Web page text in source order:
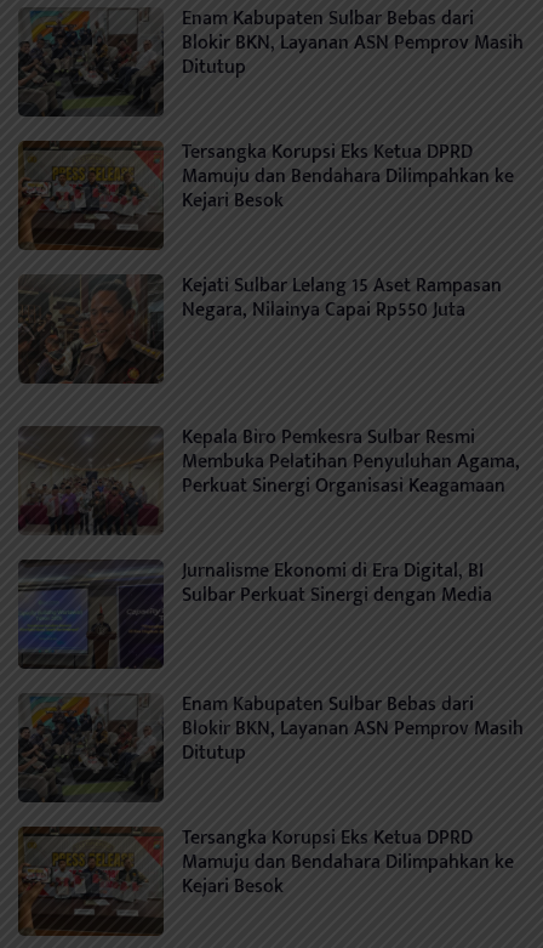
Enam Kabupaten Sulbar Bebas dari
Blokir BKN, Layanan ASN Pemprov Masih
Ditutup
Tersangka Korupsi Eks Ketua DPRD
Mamuju dan Bendahara Dilimpahkan ke
Kejari Besok
Kejati Sulbar Lelang 15 Aset Rampasan
Negara, Nilainya Capai Rp550 Juta
Kepala Biro Pemkesra Sulbar Resmi
Membuka Pelatihan Penyuluhan Agama,
Perkuat Sinergi Organisasi Keagamaan
Jurnalisme Ekonomi di Era Digital, BI
Sulbar Perkuat Sinergi dengan Media
Enam Kabupaten Sulbar Bebas dari
Blokir BKN, Layanan ASN Pemprov Masih
Ditutup
Tersangka Korupsi Eks Ketua DPRD
Mamuju dan Bendahara Dilimpahkan ke
Kejari Besok